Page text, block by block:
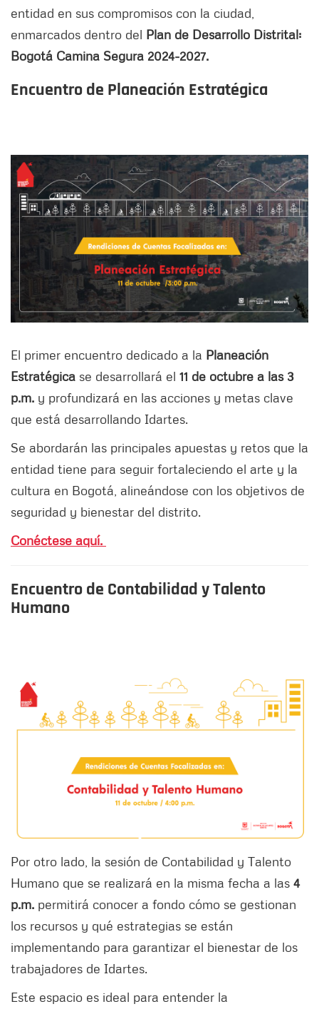
entidad en sus compromisos con la ciudad,
enmarcados dentro del Plan de Desarrollo Distrital:
Bogotá Camina Segura 2024-2027.
Encuentro de Planeación Estratégica
El primer encuentro dedicado a la Planeación
Estratégica se desarrollará el 11 de octubre a las 3
p.m. y profundizará en las acciones y metas clave
que está desarrollando Idartes.
Se abordarán las principales apuestas y retos que la
entidad tiene para seguir fortaleciendo el arte y la
cultura en Bogotá, alineándose con los objetivos de
seguridad y bienestar del distrito.
Conéctese aquí.
Encuentro de Contabilidad y Talento
Humano
Por otro lado, la sesión de Contabilidad y Talento
Humano que se realizará en la misma fecha a las 4
p.m. permitirá conocer a fondo cómo se gestionan
los recursos y qué estrategias se están
implementando para garantizar el bienestar de los
trabajadores de Idartes.
Este espacio es ideal para entender la